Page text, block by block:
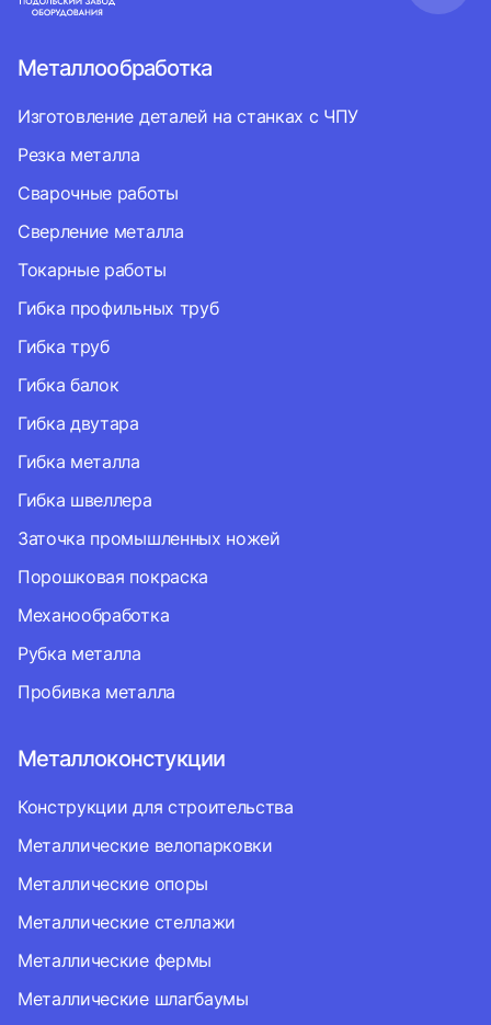
Металлообработка
Изготовление деталей на станках с ЧПУ
Резка металла
Сварочные работы
Сверление металла
Токарные работы
Гибка профильных труб
Гибка труб
Гибка балок
Гибка двутара
Гибка металла
Гибка швеллера
Заточка промышленных ножей
Порошковая покраска
Механообработка
Рубка металла
Пробивка металла
Металлоконстукции
Конструкции для строительства
Металлические велопарковки
Металлические опоры
Металлические стеллажи
Металлические фермы
Металлические шлагбаумы